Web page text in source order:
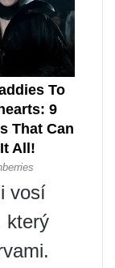
vosí
který